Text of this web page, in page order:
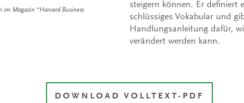
im Magazin “Harvard Business
steigern können. Er definiert
schlüssiges Vokabular und
Handlungsanleitung dafür,
verändert werden kann.
DOWNLOAD VOLLTEXT-PDF